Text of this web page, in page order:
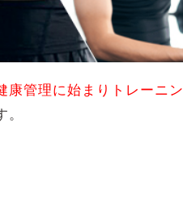
康管理に始まりトレーニン